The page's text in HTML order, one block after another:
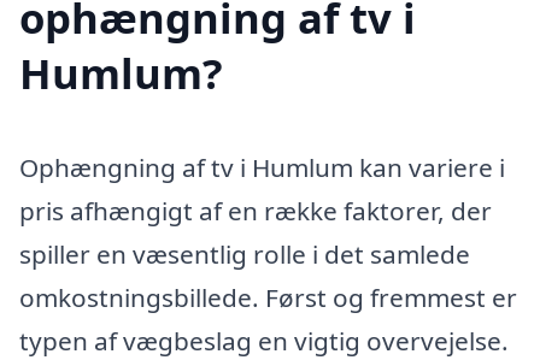
ophængning af tv i
Humlum?
Ophængning af tv i Humlum kan variere i
pris afhængigt af en række faktorer, der
spiller en væsentlig rolle i det samlede
omkostningsbillede. Først og fremmest er
typen af vægbeslag en vigtig overvejelse.